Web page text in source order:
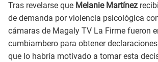
Tras revelarse que Melanie Martínez
de demanda por violencia psicológica
cámaras de Magaly TV La Firme fueron
cumbiambero para obtener
que lo habría motivado a tomar esta